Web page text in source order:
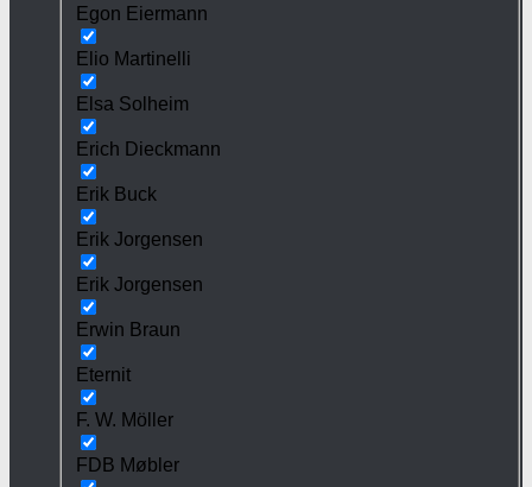
Egon Eiermann
Elio Martinelli
Elsa Solheim
Erich Dieckmann
Erik Buck
Erik Jorgensen
Erik Jorgensen
Erwin Braun
Eternit
F. W. Möller
FDB Møbler